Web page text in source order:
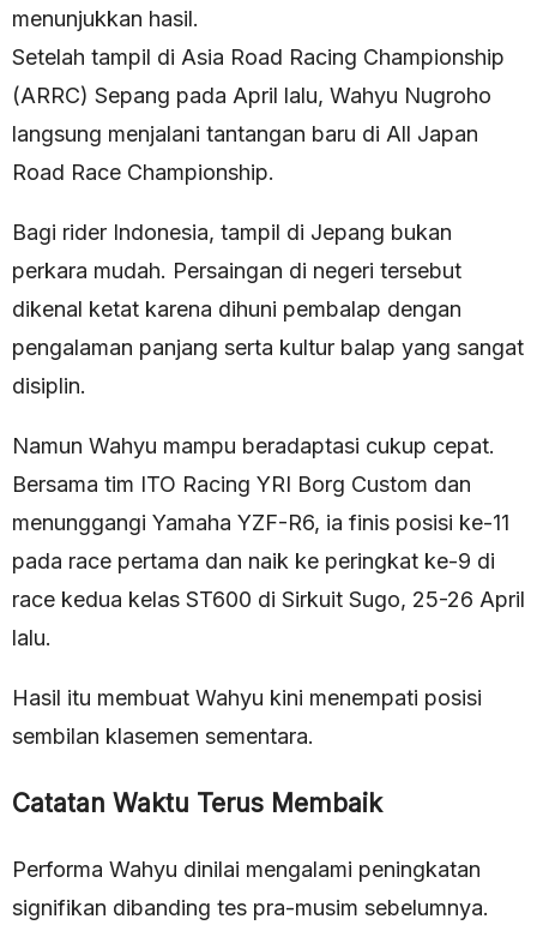
menunjukkan hasil.
Setelah tampil di Asia Road Racing Championship
(ARRC) Sepang pada April lalu, Wahyu Nugroho
langsung menjalani tantangan baru di All Japan
Road Race Championship.
Bagi rider Indonesia, tampil di Jepang bukan
perkara mudah. Persaingan di negeri tersebut
dikenal ketat karena dihuni pembalap dengan
pengalaman panjang serta kultur balap yang sangat
disiplin.
Namun Wahyu mampu beradaptasi cukup cepat.
Bersama tim ITO Racing YRI Borg Custom dan
menunggangi Yamaha YZF-R6, ia finis posisi ke-11
pada race pertama dan naik ke peringkat ke-9 di
race kedua kelas ST600 di Sirkuit Sugo, 25-26 April
lalu.
Hasil itu membuat Wahyu kini menempati posisi
sembilan klasemen sementara.
Catatan Waktu Terus Membaik
Performa Wahyu dinilai mengalami peningkatan
signifikan dibanding tes pra-musim sebelumnya.